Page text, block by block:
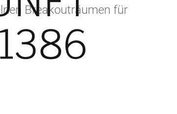
Breakouträumen für